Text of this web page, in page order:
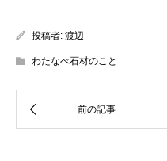
投稿者: 渡辺
わたなべ石材のこと